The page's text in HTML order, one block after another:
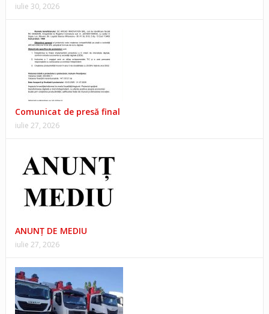
iulie 30, 2026
Comunicat de presă final
iulie 27, 2026
ANUNŢ DE MEDIU
iulie 27, 2026